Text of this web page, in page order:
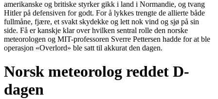
amerikanske og britiske styrker gikk i land i Normandie, og tvang
Hitler på defensiven for godt. For å lykkes trengte de allierte både
fullmåne, fjære, et svakt skydekke og lett nok vind og sjø på sin
side. Få er kanskje klar over hvilken sentral rolle den norske
meteorologen og MIT-professoren Sverre Pettersen hadde for at ble
operasjon «Overlord» ble satt til akkurat den dagen.
Norsk meteorolog reddet D-
dagen